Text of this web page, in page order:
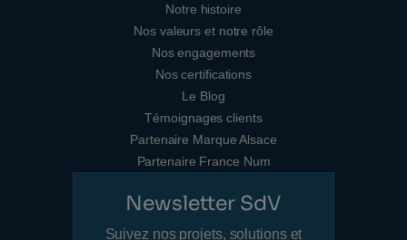
Notre histoire
Nos valeurs et notre rôle
Nos engagements
Nos certifications
Le Blog
Témoignages clients
Partenaire Marque Alsace
Partenaire France Num
Newsletter SdV
Suivez nos projets, solutions et